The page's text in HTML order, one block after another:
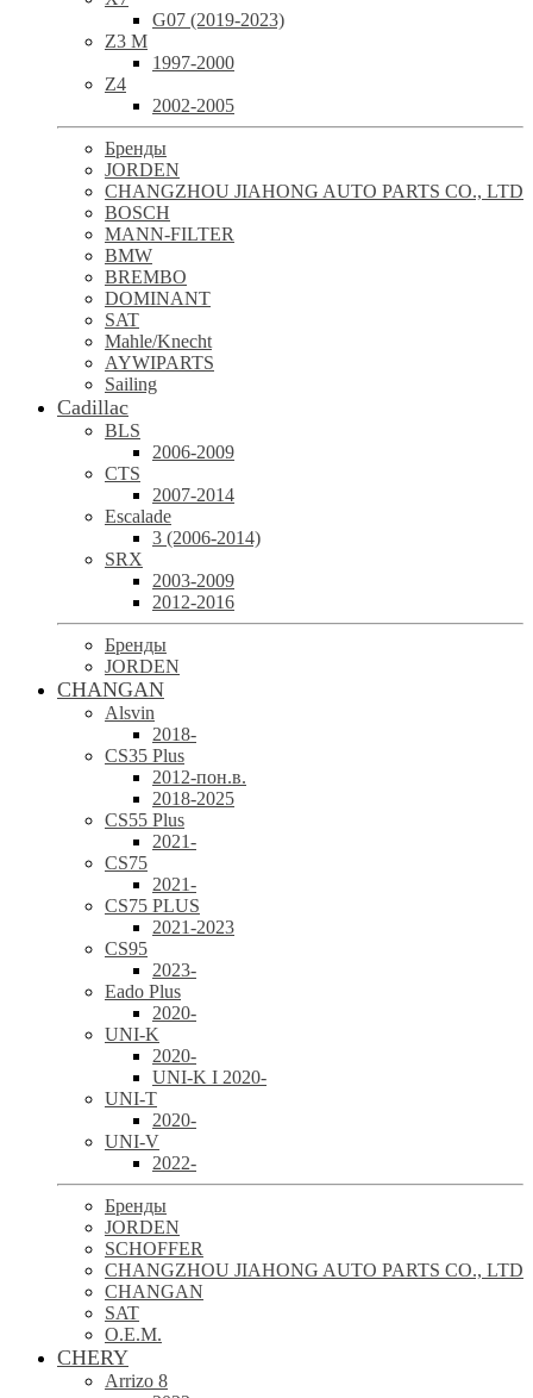
G07 (2019-2023)
Z3 M
1997-2000
Z4
2002-2005
Бренды
JORDEN
CHANGZHOU JIAHONG AUTO PARTS CO., LTD
BOSCH
MANN-FILTER
BMW
BREMBO
DOMINANT
SAT
Mahle/Knecht
AYWIPARTS
Sailing
Cadillac
BLS
2006-2009
CTS
2007-2014
Escalade
3 (2006-2014)
SRX
2003-2009
2012-2016
Бренды
JORDEN
CHANGAN
Alsvin
2018-
CS35 Plus
2012-пон.в.
2018-2025
CS55 Plus
2021-
CS75
2021-
CS75 PLUS
2021-2023
CS95
2023-
Eado Plus
2020-
UNI-K
2020-
UNI-K I 2020-
UNI-T
2020-
UNI-V
2022-
Бренды
JORDEN
SCHOFFER
CHANGZHOU JIAHONG AUTO PARTS CO., LTD
CHANGAN
SAT
O.E.M.
CHERY
Arrizo 8